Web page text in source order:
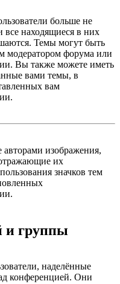
больше не
все находящиеся в них
Темы могут быть
модератором форума или
Вы также можете иметь
вами темы, в
вам
изображения,
их
значков тем
и группы
наделённые
конференцией. Они